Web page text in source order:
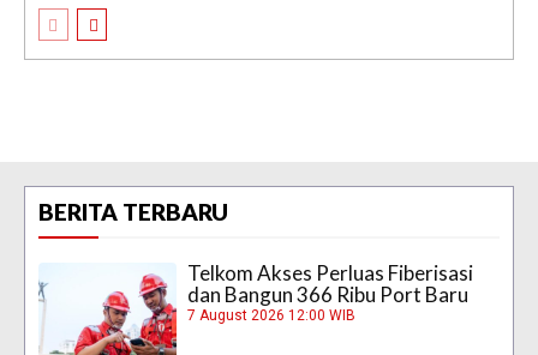
BERITA TERBARU
Telkom Akses Perluas Fiberisasi
dan Bangun 366 Ribu Port Baru
7 August 2026 12:00 WIB